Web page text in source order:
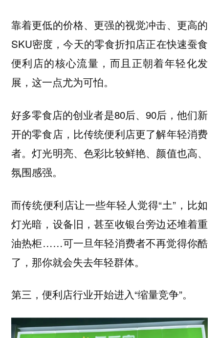
靠着更低的价格、更强的视觉冲击、更高的
SKU密度，今天的零食折扣店正在快速蚕食
便利店的核心流量，而且正朝着年轻化发
展，这一点尤为可怕。
好多零食店的创业者是80后、90后，他们新
开的零食店，比传统便利店更了解年轻消费
者。灯光明亮、色彩比较鲜艳、颜值也高、
氛围感强。
而传统便利店让一些年轻人觉得“土”，比如
灯光暗，设备旧，甚至收银台旁边还堆着重
油热柜……可一旦年轻消费者不再觉得你酷
了，那你就会失去年轻群体。
第三，便利店行业开始进入“缩量竞争”。